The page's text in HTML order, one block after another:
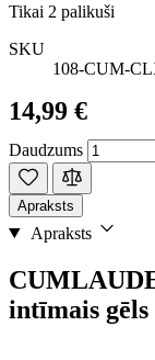
Tikai 2 palikuši
SKU
108-CUM-
14,99 €
Daudzums
Apraksts
Apraksts
intīmais gēls